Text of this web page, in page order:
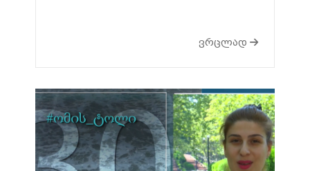
ვრცლად